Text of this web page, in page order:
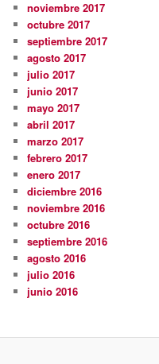
noviembre 2017
octubre 2017
septiembre 2017
agosto 2017
julio 2017
junio 2017
mayo 2017
abril 2017
marzo 2017
febrero 2017
enero 2017
diciembre 2016
noviembre 2016
octubre 2016
septiembre 2016
agosto 2016
julio 2016
junio 2016